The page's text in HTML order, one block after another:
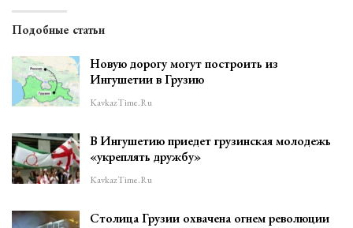
Подобные статьи
Новую дорогу могут построить из
Ингушетии в Грузию
KavkazTime.ru
В Ингушетию приедет грузинская молодежь
«укреплять дружбу»
KavkazTime.ru
Столица Грузии охвачена огнем революции